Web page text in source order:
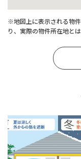
※地図上に表示される物
り、実際の物件所在地と